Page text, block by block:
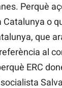
Perquè
Catalunya o
que
al
ERC